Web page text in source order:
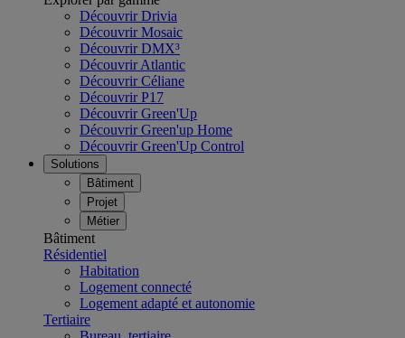
Découvrir Drivia
Découvrir Mosaic
Découvrir DMX³
Découvrir Atlantic
Découvrir Céliane
Découvrir P17
Découvrir Green'Up
Découvrir Green'up Home
Découvrir Green'Up Control
Solutions
Bâtiment
Projet
Métier
Bâtiment
Résidentiel
Habitation
Logement connecté
Logement adapté et autonomie
Tertiaire